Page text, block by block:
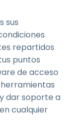
sus
repartidos
puntos
de acceso
herramientas
dar soporte a
cualquier